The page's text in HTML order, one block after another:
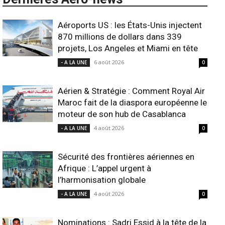
Aéroports US : les États-Unis injectent
870 millions de dollars dans 339
projets, Los Angeles et Miami en tête
- A LA UNE 6 août 2026 0
Aérien & Stratégie : Comment Royal Air
Maroc fait de la diaspora européenne le
moteur de son hub de Casablanca
- A LA UNE 4 août 2026 0
Sécurité des frontières aériennes en
Afrique : L’appel urgent à
l’harmonisation globale
- A LA UNE 4 août 2026 0
Nominations : Sadri Essid à la tête de la